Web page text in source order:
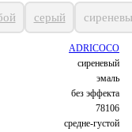
серый
ADRICOCO
сиреневый
эмаль
без эффекта
78106
средне-густой